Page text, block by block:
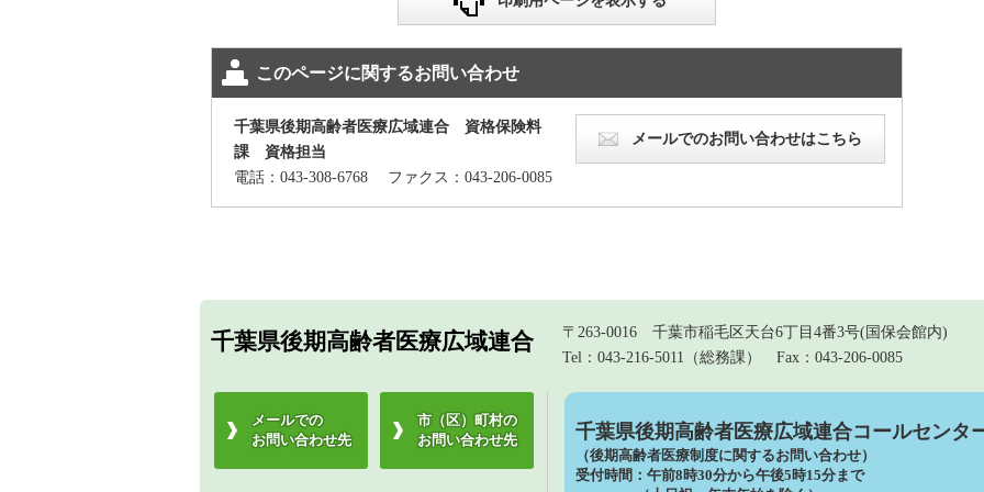
このページに関するお問い合わせ
メールでのお問い合わせはこちら
千葉県後期高齢者医療広域連合 資格保険料
課 資格担当
電話：043-308-6768 ファクス：043-206-0085
千葉県後期高齢者医療広域連合
〒263-0016 千葉市稲毛区天台6丁目4番3号(国保会館内)
Tel：043-216-5011（総務課） Fax：043-206-0085
メールでの
お問い合わせ先
市（区）町村の
お問い合わせ先
千葉県後期高齢者医療広域連合コールセンタ
（後期高齢者医療制度に関するお問い合わせ）
受付時間：午前8時30分から午後5時15分まで